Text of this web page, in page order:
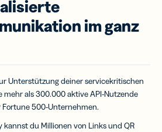
im ganz
Unterstützung deiner servicekritischen
mehr als 300.000 aktive API-Nutzende
500-Unternehmen.
kannst du Millionen von Links und QR